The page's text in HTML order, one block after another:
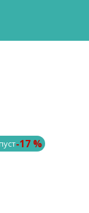
-17 %